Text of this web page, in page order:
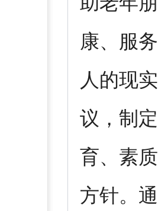
康、服
人的现
议，制
育、素
方针。